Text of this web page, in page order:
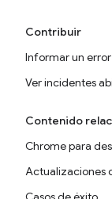
Contribuir
Informar un error
Ver incidentes
Contenido
Chrome para
Actualizaciones